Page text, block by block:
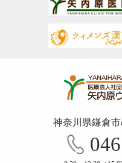
神奈川県鎌倉